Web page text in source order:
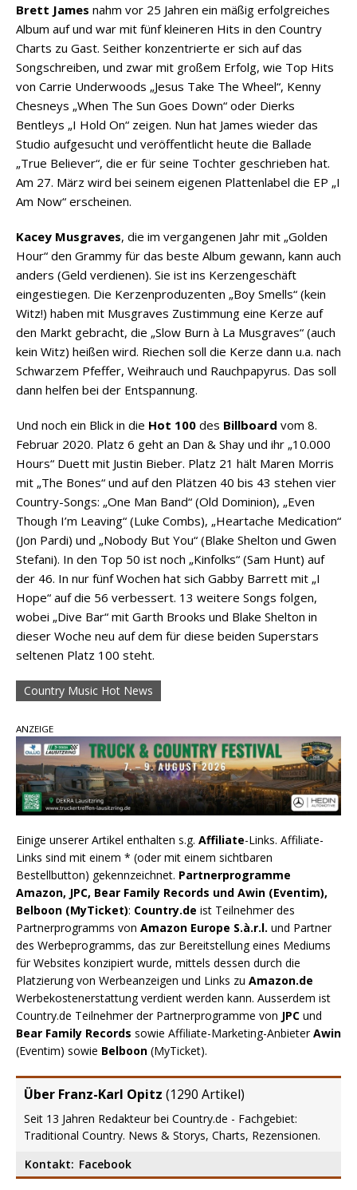
Brett James nahm vor 25 Jahren ein mäßig erfolgreiches
Album auf und war mit fünf kleineren Hits in den Country
Charts zu Gast. Seither konzentrierte er sich auf das
Songschreiben, und zwar mit großem Erfolg, wie Top Hits
von Carrie Underwoods „Jesus Take The Wheel“, Kenny
Chesneys „When The Sun Goes Down“ oder Dierks
Bentleys „I Hold On“ zeigen. Nun hat James wieder das
Studio aufgesucht und veröffentlicht heute die Ballade
„True Believer“, die er für seine Tochter geschrieben hat.
Am 27. März wird bei seinem eigenen Plattenlabel die EP „I
Am Now“ erscheinen.
Kacey Musgraves, die im vergangenen Jahr mit „Golden
Hour“ den Grammy für das beste Album gewann, kann auch
anders (Geld verdienen). Sie ist ins Kerzengeschäft
eingestiegen. Die Kerzenproduzenten „Boy Smells“ (kein
Witz!) haben mit Musgraves Zustimmung eine Kerze auf
den Markt gebracht, die „Slow Burn à La Musgraves“ (auch
kein Witz) heißen wird. Riechen soll die Kerze dann u.a. nach
Schwarzem Pfeffer, Weihrauch und Rauchpapyrus. Das soll
dann helfen bei der Entspannung.
Und noch ein Blick in die Hot 100 des Billboard vom 8.
Februar 2020. Platz 6 geht an Dan & Shay und ihr „10.000
Hours“ Duett mit Justin Bieber. Platz 21 hält Maren Morris
mit „The Bones“ und auf den Plätzen 40 bis 43 stehen vier
Country-Songs: „One Man Band“ (Old Dominion), „Even
Though I’m Leaving“ (Luke Combs), „Heartache Medication“
(Jon Pardi) und „Nobody But You“ (Blake Shelton und Gwen
Stefani). In den Top 50 ist noch „Kinfolks“ (Sam Hunt) auf
der 46. In nur fünf Wochen hat sich Gabby Barrett mit „I
Hope“ auf die 56 verbessert. 13 weitere Songs folgen,
wobei „Dive Bar“ mit Garth Brooks und Blake Shelton in
dieser Woche neu auf dem für diese beiden Superstars
seltenen Platz 100 steht.
Country Music Hot News
ANZEIGE
Einige unserer Artikel enthalten s.g. Affiliate-Links. Affiliate-
Links sind mit einem * (oder mit einem sichtbaren
Bestellbutton) gekennzeichnet. Partnerprogramme
Amazon, JPC, Bear Family Records und Awin (Eventim),
Belboon (MyTicket): Country.de ist Teilnehmer des
Partnerprogramms von Amazon Europe S.à.r.l. und Partner
des Werbeprogramms, das zur Bereitstellung eines Mediums
für Websites konzipiert wurde, mittels dessen durch die
Platzierung von Werbeanzeigen und Links zu Amazon.de
Werbekostenerstattung verdient werden kann. Ausserdem ist
Country.de Teilnehmer der Partnerprogramme von JPC und
Bear Family Records sowie Affiliate-Marketing-AnbieterAwin
(Eventim) sowie Belboon (MyTicket).
Über Franz-Karl Opitz (1290 Artikel)
Seit 13 Jahren Redakteur bei Country.de - Fachgebiet:
Traditional Country. News & Storys, Charts, Rezensionen.
Kontakt: Facebook